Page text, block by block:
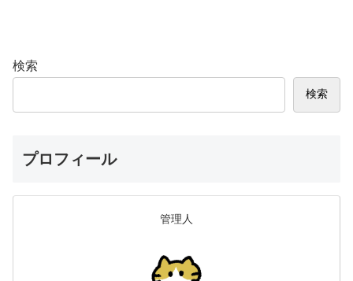
検索
検索
プロフィール
管理人